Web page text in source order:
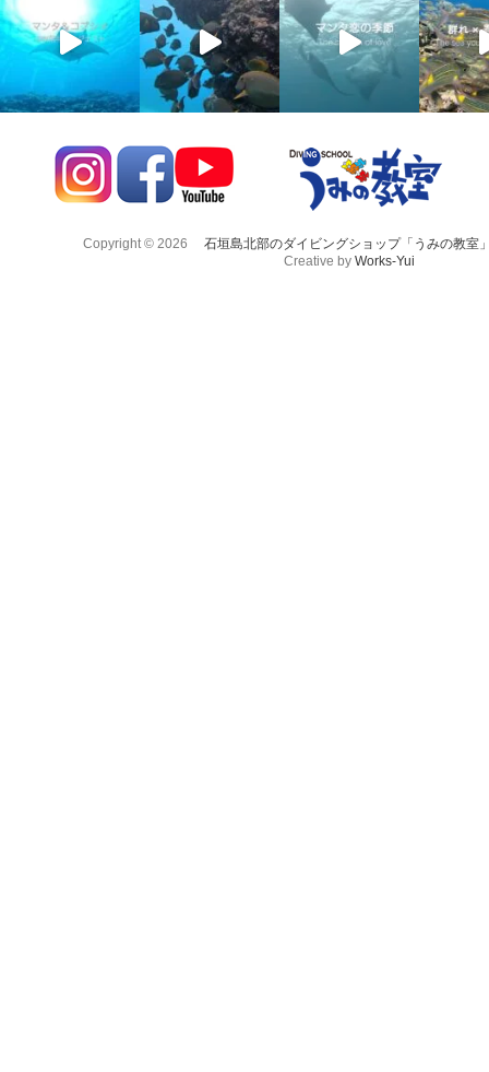
Copyright © 2026
石垣島北部のダイビングショップ「うみの教室
Creative by Works-Yui